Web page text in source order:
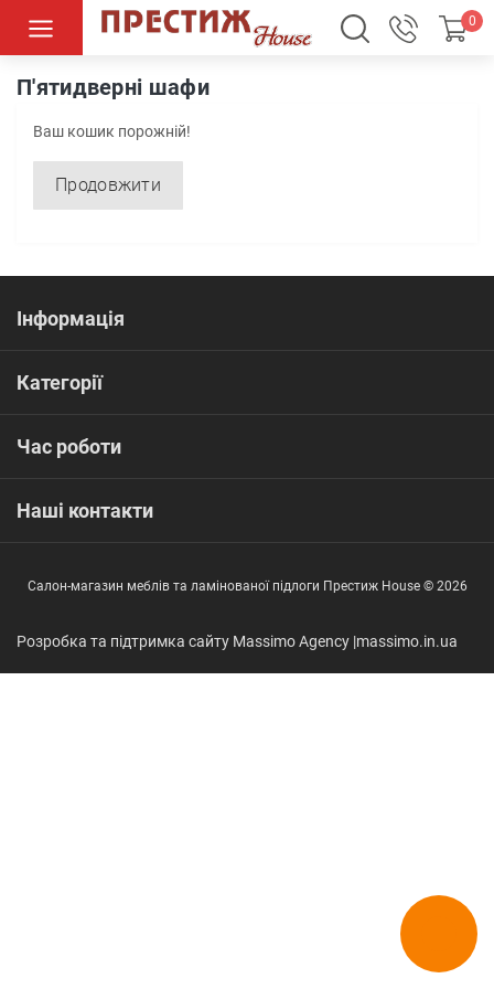
0
Шафи та шафи-купе П'ятидверні шафи
П'ятидверні шафи
Ваш кошик порожній!
Продовжити
Інформація
Категорії
Час роботи
Наші контакти
Салон-магазин меблів та ламінованої підлоги Престиж House © 2026
Розробка та підтримка сайту Massimo Agency |massimo.in.ua